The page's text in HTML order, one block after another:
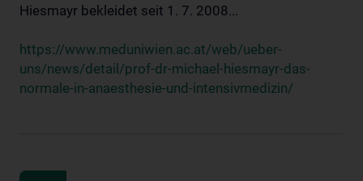
Hiesmayr bekleidet seit 1. 7. 2008...
https://www.meduniwien.ac.at/web/ueber-
uns/news/detail/prof-dr-michael-hiesmayr-das-
normale-in-anaesthesie-und-intensivmedizin/